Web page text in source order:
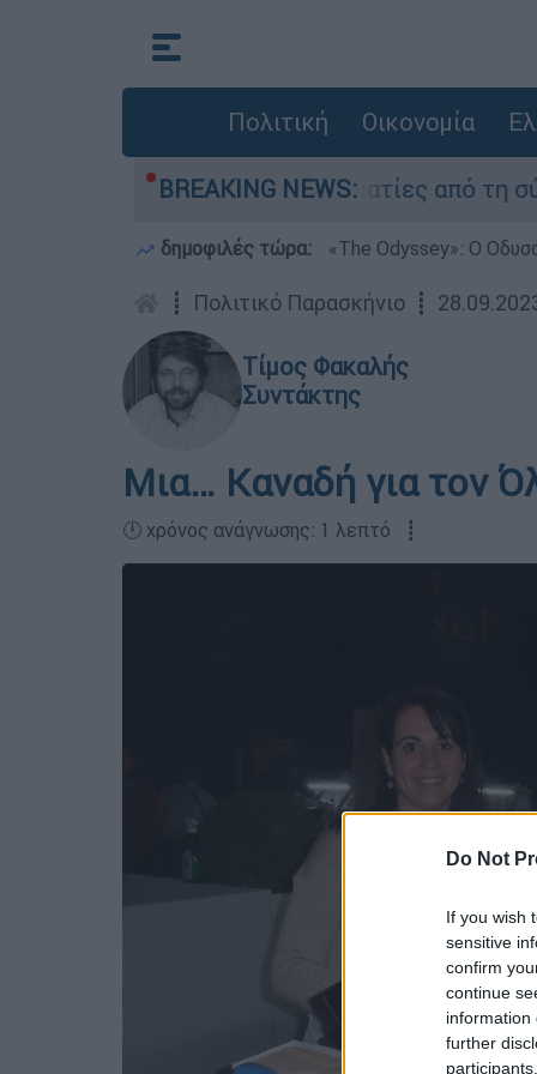
Do Not
If you wish
sensitive
confirm
continue
information
further
Πολιτική Οικονομία
BREAKING NEWS:
κατέθεσαν οι δύο τραυματίες από τη
δημοφιλές τώρα: «Τhe Odyssey»: Ο
┋ Πολιτικό Παρασκήνιο ┋
Τίμος Φακαλής
Συντάκτης
Μια… Καναδή για τον
🕛 χρόνος ανάγνωσης: 1 λεπτό ┋